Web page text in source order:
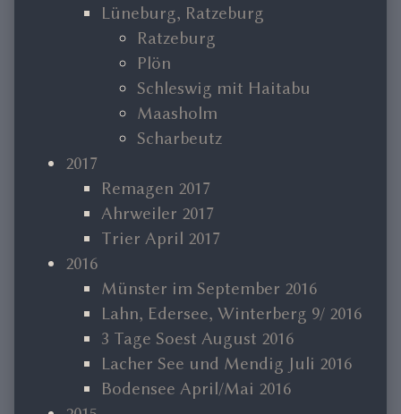
Lüneburg, Ratzeburg
Ratzeburg
Plön
Schleswig mit Haitabu
Maasholm
Scharbeutz
2017
Remagen 2017
Ahrweiler 2017
Trier April 2017
2016
Münster im September 2016
Lahn, Edersee, Winterberg 9/ 2016
3 Tage Soest August 2016
Lacher See und Mendig Juli 2016
Bodensee April/Mai 2016